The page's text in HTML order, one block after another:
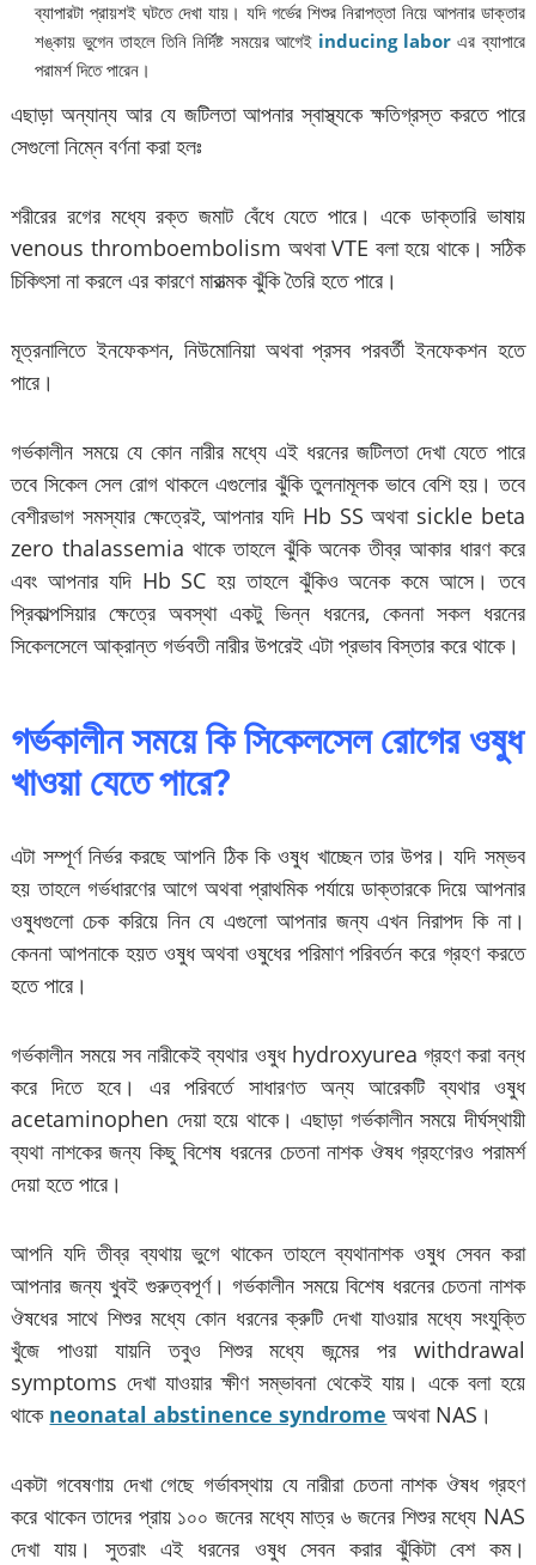
ব্যাপারটা প্রায়শই ঘটতে দেখা যায়। যদি গর্ভের শিশুর নিরাপত্তা নিয়ে আপনার ডাক্তার
শঙ্কায় ভুগেন তাহলে তিনি নির্দিষ্ট সময়ের আগেই inducing labor এর ব্যাপারে
পরামর্শ দিতে পারেন।
এছাড়া অন্যান্য আর যে জটিলতা আপনার স্বাস্থ্যকে ক্ষতিগ্রস্ত করতে পারে
সেগুলো নিম্নে বর্ণনা করা হলঃ
শরীরের রগের মধ্যে রক্ত জমাট বেঁধে যেতে পারে। একে ডাক্তারি ভাষায়
venous thromboembolism অথবা VTE বলা হয়ে থাকে। সঠিক
চিকিৎসা না করলে এর কারণে মারাত্মক ঝুঁকি তৈরি হতে পারে।
মূত্রনালিতে ইনফেকশন, নিউমোনিয়া অথবা প্রসব পরবর্তী ইনফেকশন হতে
পারে।
গর্ভকালীন সময়ে যে কোন নারীর মধ্যে এই ধরনের জটিলতা দেখা যেতে পারে
তবে সিকেল সেল রোগ থাকলে এগুলোর ঝুঁকি তুলনামূলক ভাবে বেশি হয়। তবে
বেশীরভাগ সমস্যার ক্ষেত্রেই, আপনার যদি Hb SS অথবা sickle beta
zero thalassemia থাকে তাহলে ঝুঁকি অনেক তীব্র আকার ধারণ করে
এবং আপনার যদি Hb SC হয় তাহলে ঝুঁকিও অনেক কমে আসে। তবে
প্রিকাল্পসিয়ার ক্ষেত্রে অবস্থা একটু ভিন্ন ধরনের, কেননা সকল ধরনের
সিকেলসেলে আক্রান্ত গর্ভবতী নারীর উপরেই এটা প্রভাব বিস্তার করে থাকে।
গর্ভকালীন সময়ে কি সিকেলসেল রোগের ওষুধ
খাওয়া যেতে পারে?
এটা সম্পূর্ণ নির্ভর করছে আপনি ঠিক কি ওষুধ খাচ্ছেন তার উপর। যদি সম্ভব
হয় তাহলে গর্ভধারণের আগে অথবা প্রাথমিক পর্যায়ে ডাক্তারকে দিয়ে আপনার
ওষুধগুলো চেক করিয়ে নিন যে এগুলো আপনার জন্য এখন নিরাপদ কি না।
কেননা আপনাকে হয়ত ওষুধ অথবা ওষুধের পরিমাণ পরিবর্তন করে গ্রহণ করতে
হতে পারে।
গর্ভকালীন সময়ে সব নারীকেই ব্যথার ওষুধ hydroxyurea গ্রহণ করা বন্ধ
করে দিতে হবে। এর পরিবর্তে সাধারণত অন্য আরেকটি ব্যথার ওষুধ
acetaminophen দেয়া হয়ে থাকে। এছাড়া গর্ভকালীন সময়ে দীর্ঘস্থায়ী
ব্যথা নাশকের জন্য কিছু বিশেষ ধরনের চেতনা নাশক ঔষধ গ্রহণেরও পরামর্শ
দেয়া হতে পারে।
আপনি যদি তীব্র ব্যথায় ভুগে থাকেন তাহলে ব্যথানাশক ওষুধ সেবন করা
আপনার জন্য খুবই গুরুত্বপূর্ণ। গর্ভকালীন সময়ে বিশেষ ধরনের চেতনা নাশক
ঔষধের সাথে শিশুর মধ্যে কোন ধরনের ক্রুটি দেখা যাওয়ার মধ্যে সংযুক্তি
খুঁজে পাওয়া যায়নি তবুও শিশুর মধ্যে জন্মের পর withdrawal
symptoms দেখা যাওয়ার ক্ষীণ সম্ভাবনা থেকেই যায়। একে বলা হয়ে
থাকে neonatal abstinence syndrome অথবা NAS।
একটা গবেষণায় দেখা গেছে গর্ভাবস্থায় যে নারীরা চেতনা নাশক ঔষধ গ্রহণ
করে থাকেন তাদের প্রায় ১০০ জনের মধ্যে মাত্র ৬ জনের শিশুর মধ্যে NAS
দেখা যায়। সুতরাং এই ধরনের ওষুধ সেবন করার ঝুঁকিটা বেশ কম।